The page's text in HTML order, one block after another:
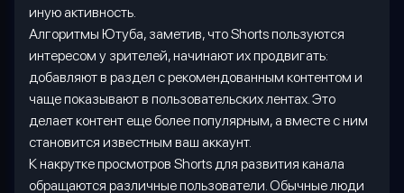
иную активность.
Алгоритмы Ютуба, заметив, чтоShortsпользуются
интересом у зрителей, начинают их продвигать:
добавляют в раздел с рекомендованным контентом и
чаще показывают в пользовательских лентах. Это
делает контент еще более популярным, а вместе с ним
становится известным ваш аккаунт.
К накрутке просмотров Shorts для развития канала
обращаются различные пользователи. Обычные люди